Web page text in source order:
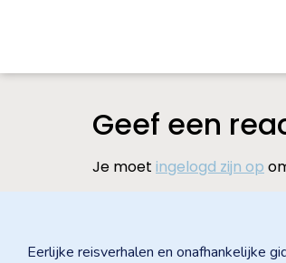
Geef een
Je moet ingelogd zijn op
Eerlijke reisverhalen en onafhankelijke